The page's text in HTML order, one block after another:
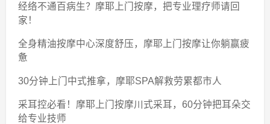
经络不通百病生？摩耶上门按摩，把专业理疗师请回
家！
全身精油按摩中心深度舒压，摩耶上门按摩让你躺赢疲
惫
30分钟上门中式推拿，摩耶SPA解救劳累都市人
采耳控必看！摩耶上门按摩川式采耳，60分钟把耳朵交
给专业技师